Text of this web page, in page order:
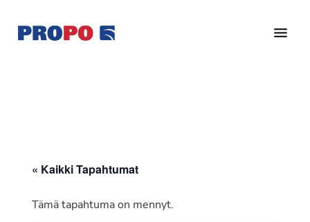
pääsisältöön
alatunnisteeseen
Ry
vuonna
« Kaikki Tapahtumat
Tämä tapahtuma on mennyt.